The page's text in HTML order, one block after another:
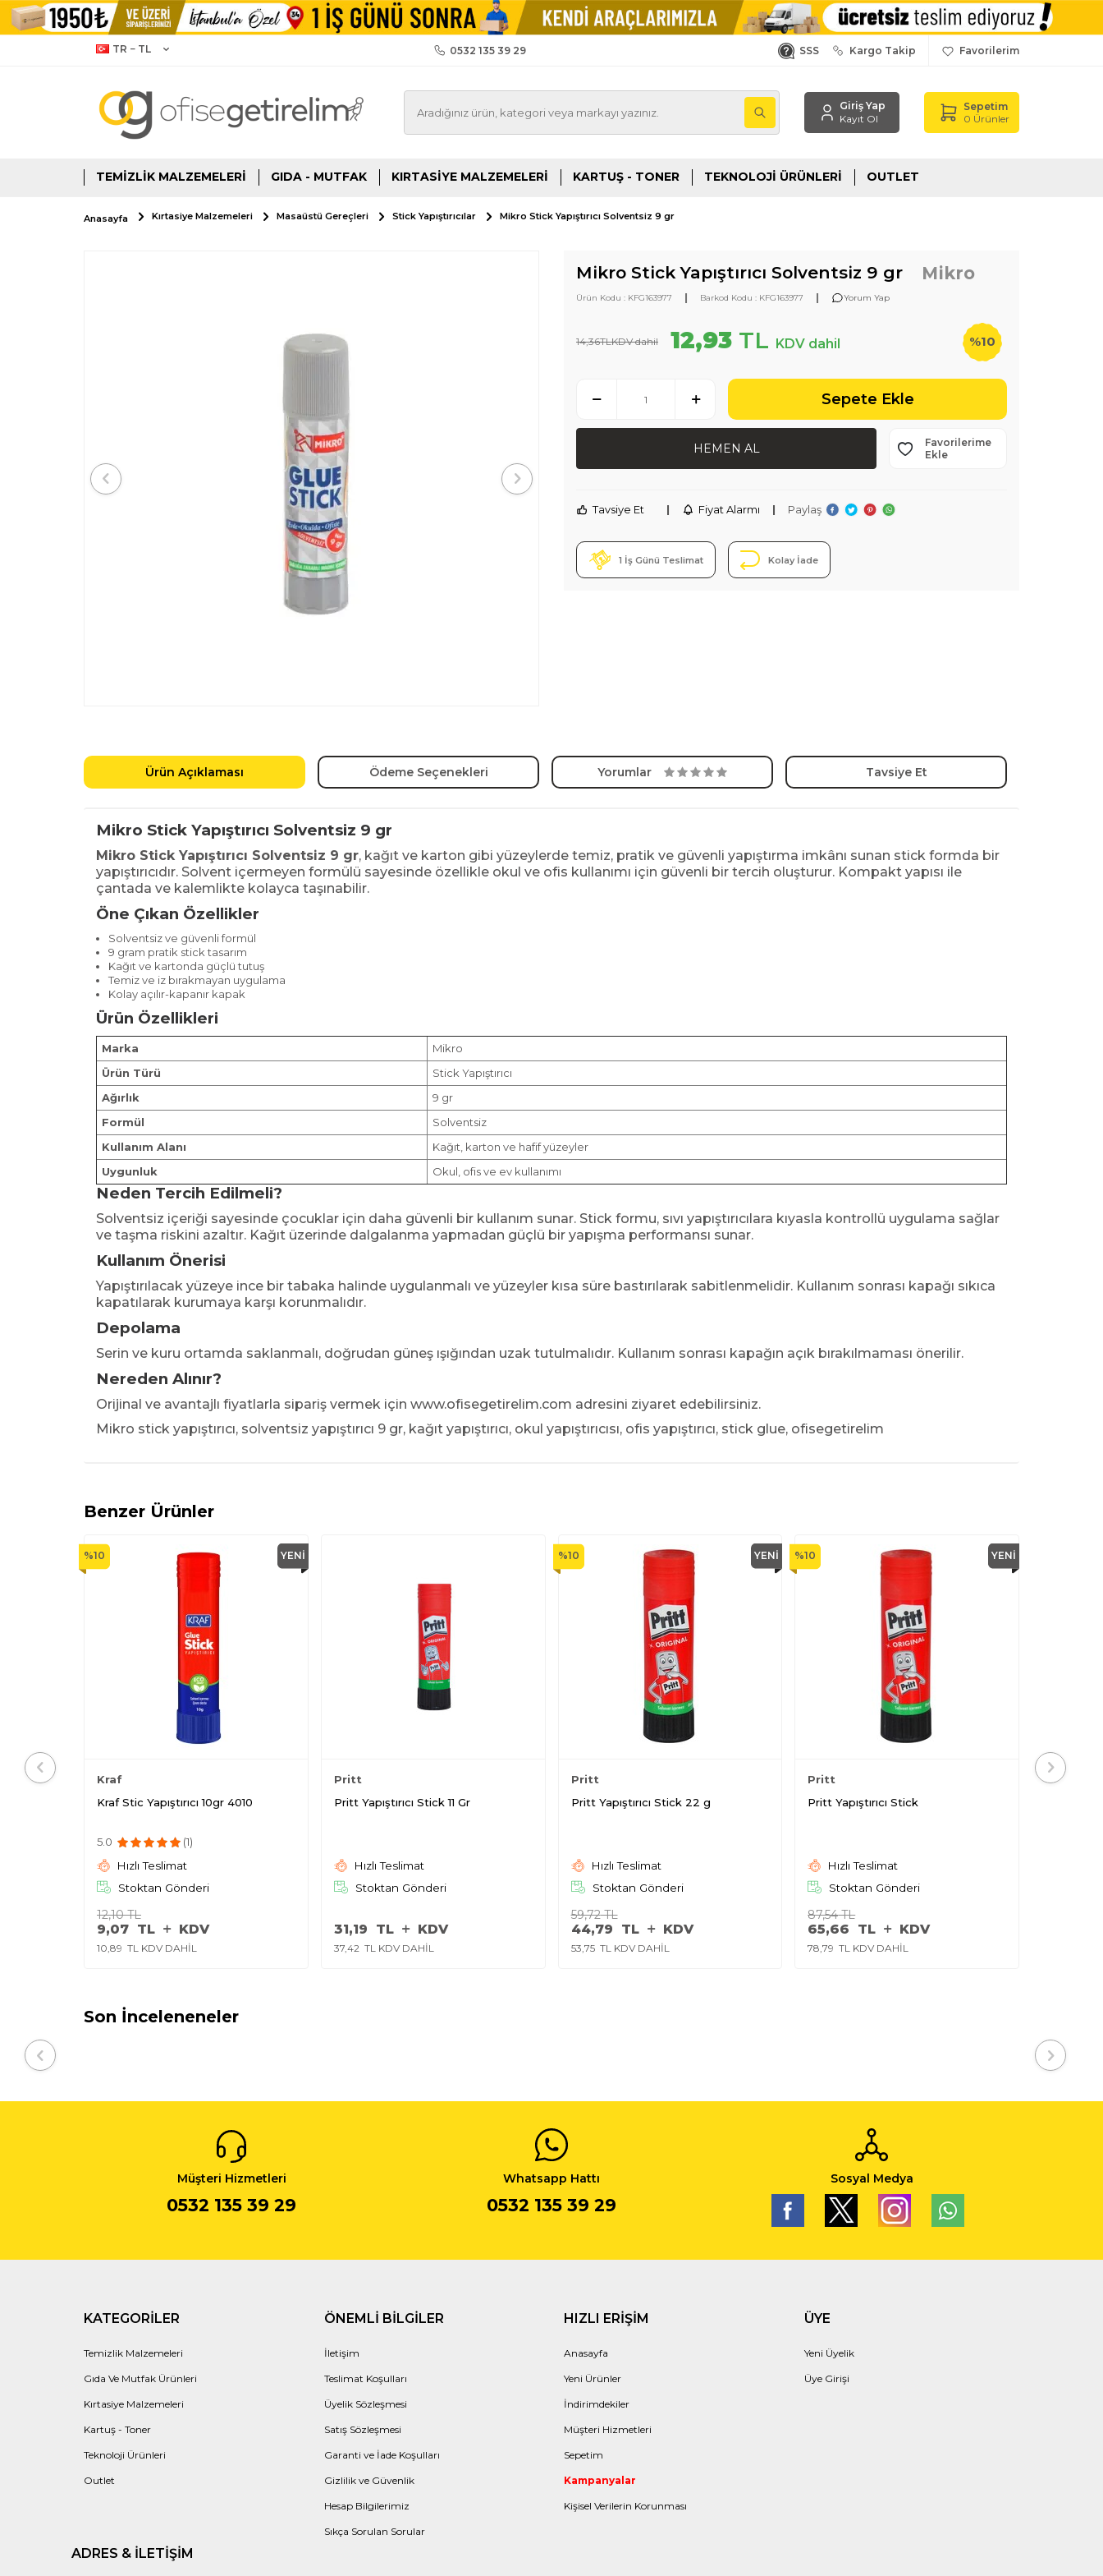
TR − TL 0532 135 39 29 SSS Kargo Takip Favorilerim
Giriş Yap
Kayıt Ol
Sepetim
0 Ürünler
TEMIZLIK MALZEMELERI GIDA - MUTFAK KIRTASIYE MALZEMELERI KARTUŞ - TONER TEKNOLOJI ÜRÜNLERI OUTLET
Anasayfa Kırtasiye Malzemeleri Masaüstü Gereçleri Stick Yapıştırıcılar Mikro Stick Yapıştırıcı Solventsiz 9 gr
Mikro Stick Yapıştırıcı Solventsiz 9 gr Mikro
Ürün Kodu : KFG163977 | Barkod Kodu : KFG163977 | Yorum Yap
14,36TLKDV dahil 12,93 TL KDV dahil %10
Sepete Ekle
HEMEN AL
Favorilerime
Ekle
Tavsiye Et | Fiyat Alarmı | Paylaş
1 İş Günü Teslimat Kolay İade
Ürün Açıklaması Ödeme Seçenekleri Yorumlar Tavsiye Et
Mikro Stick Yapıştırıcı Solventsiz 9 gr
Mikro Stick Yapıştırıcı Solventsiz 9 gr, kağıt ve karton gibi yüzeylerde temiz, pratik ve güvenli yapıştırma imkânı sunan stick formda bir
yapıştırıcıdır. Solvent içermeyen formülü sayesinde özellikle okul ve ofis kullanımı için güvenli bir tercih oluşturur. Kompakt yapısı ile
çantada ve kalemlikte kolayca taşınabilir.
Öne Çıkan Özellikler
Solventsiz ve güvenli formül
9 gram pratik stick tasarım
Kağıt ve kartonda güçlü tutuş
Temiz ve iz bırakmayan uygulama
Kolay açılır-kapanır kapak
Ürün Özellikleri
Marka
Mikro
Ürün Türü
Stick Yapıştırıcı
Ağırlık
9 gr
Formül
Solventsiz
Kullanım Alanı
Kağıt, karton ve hafif yüzeyler
Uygunluk
Okul, ofis ve ev kullanımı
Neden Tercih Edilmeli?
Solventsiz içeriği sayesinde çocuklar için daha güvenli bir kullanım sunar. Stick formu, sıvı yapıştırıcılara kıyasla kontrollü uygulama sağlar
ve taşma riskini azaltır. Kağıt üzerinde dalgalanma yapmadan güçlü bir yapışma performansı sunar.
Kullanım Önerisi
Yapıştırılacak yüzeye ince bir tabaka halinde uygulanmalı ve yüzeyler kısa süre bastırılarak sabitlenmelidir. Kullanım sonrası kapağı sıkıca
kapatılarak kurumaya karşı korunmalıdır.
Depolama
Serin ve kuru ortamda saklanmalı, doğrudan güneş ışığından uzak tutulmalıdır. Kullanım sonrası kapağın açık bırakılmaması önerilir.
Nereden Alınır?
Orijinal ve avantajlı fiyatlarla sipariş vermek için www.ofisegetirelim.com adresini ziyaret edebilirsiniz.
Mikro stick yapıştırıcı, solventsiz yapıştırıcı 9 gr, kağıt yapıştırıcı, okul yapıştırıcısı, ofis yapıştırıcı, stick glue, ofisegetirelim
Benzer Ürünler
%10 YENI
Kraf
Kraf Stic Yapıştırıcı 10gr 4010
5.0
(1)
Hızlı Teslimat
Stoktan Gönderi
12,10TL
9,07 TL KDV
10,89 TL KDV DAHİL
Pritt
Pritt Yapıştırıcı Stick 11 Gr
Hızlı Teslimat
Stoktan Gönderi
31,19 TL KDV
37,42TL KDV DAHİL
%10 YENI
Pritt
Pritt Yapıştırıcı Stick 22 g
Hızlı Teslimat
Stoktan Gönderi
59,72TL
44,79 TL KDV
53,75TL KDV DAHİL
%10 YENI
Pritt
Pritt Yapıştırıcı Stick
Hızlı Teslimat
Stoktan Gönderi
87,54TL
65,66 TL KDV
78,79 TL KDV DAHİL
Son İnceleneneler
Müşteri Hizmetleri
0532 135 39 29
Whatsapp Hattı
0532 135 39 29
Sosyal Medya
KATEGORILER
Temizlik Malzemeleri
Gıda Ve Mutfak Ürünleri
Kırtasiye Malzemeleri
Kartuş - Toner
Teknoloji Ürünleri
Outlet
ÖNEMLI BILGILER
İletişim
Teslimat Koşulları
Üyelik Sözleşmesi
Satış Sözleşmesi
Garanti ve İade Koşulları
Gizlilik ve Güvenlik
Hesap Bilgilerimiz
Sıkça Sorulan Sorular
HIZLI ERIŞIM
Anasayfa
Yeni Ürünler
İndirimdekiler
Müşteri Hizmetleri
Sepetim
Kampanyalar
Kişisel Verilerin Korunması
ÜYE
Yeni Üyelik
Üye Girişi
ADRES & İLETIŞIM